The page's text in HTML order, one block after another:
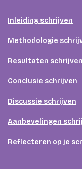
Inleiding schrijven
Methodologie
Resultaten schrijven
Conclusie schrijven
Discussie schrijven
Aanbevelingen
Reflecteren op je